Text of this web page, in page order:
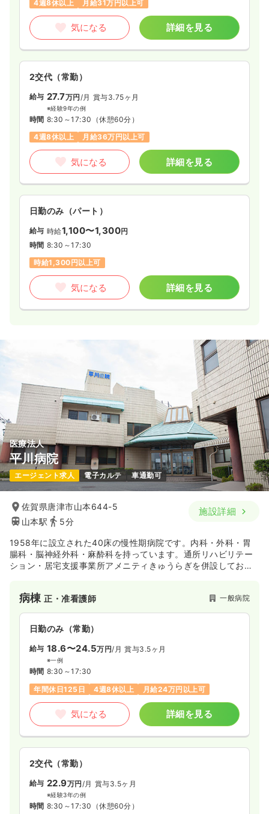
4週8休以上 月給31万円以上可
気になる 詳細を見る
2交代（常勤）
給与 27.7万円 /月 賞与3.75ヶ月
※経験9年の例
時間 8:30～17:30 （休憩60分）
4週8休以上
月給36万円以上可
気になる 詳細を見る
日勤のみ（パート）
給与 時給1,100〜1,300円
時間 8:30～17:30
時給1,300円以上可
気になる 詳細を見る
医療法人
平川病院
エージェント求人 電子カルテ 車通勤可
佐賀県唐津市山本644-5
山本駅
5分
施設詳細
1958年に設立された40床の慢性期病院です。内科・外科・胃
腸科・脳神経外科・麻酔科を持っています。通所リハビリテー
ション・居宅支援事業所アメニティきゅうらぎを併設しており
病棟正・准看護師 一般病院
日勤のみ（常勤）
給与 18.6〜24.5万円/月 賞与3.5ヶ月
※一例
時間 8:30～17:30
年間休日125日
4週8休以上 月給24万円以上可
気になる 詳細を見る
2交代（常勤）
給与 22.9万円 /月 賞与3.5ヶ月
※経験3年の例
時間 8:30～17:30 （休憩60分）